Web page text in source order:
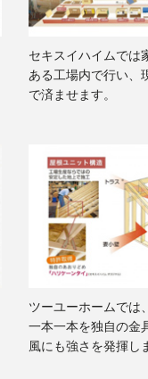
セキスイハイムでは
ある工場内で行い、
で済ませます。
ツーユーホームでは
一本一本を独自の金
風にも強さを発揮し